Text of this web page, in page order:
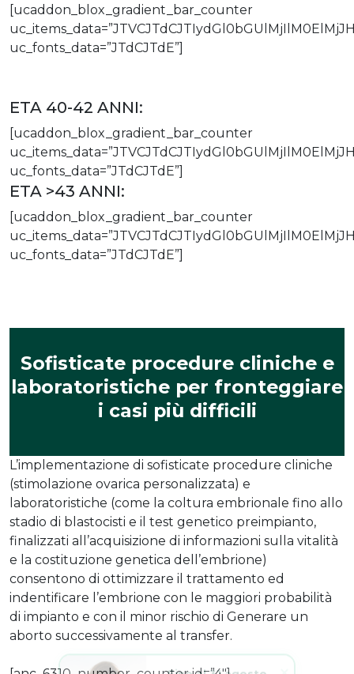
[ucaddon_blox_gradient_bar_counter
uc_fonts_data=”JTdCJTdE”]
ETA 40-42 ANNI:
[ucaddon_blox_gradient_bar_counter
uc_fonts_data=”JTdCJTdE”]
ETA >43 ANNI:
[ucaddon_blox_gradient_bar_counter
uc_fonts_data=”JTdCJTdE”]
Sofisticate procedure cliniche e
laboratoristiche per fronteggiare
i casi più difficili
L’implementazione di sofisticate procedure cliniche
(stimolazione ovarica personalizzata) e
laboratoristiche (come la coltura embrionale fino allo
stadio di blastocisti e il test genetico preimpianto,
finalizzati all’acquisizione di informazioni sulla vitalità
e la costituzione genetica dell’embrione)
consentono di ottimizzare il trattamento ed
indentificare l’embrione con le maggiori probabilità
di impianto e con il minor rischio di Generare un
aborto successivamente al transfer.
Fino al 31 agosto